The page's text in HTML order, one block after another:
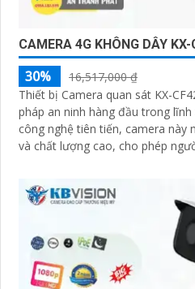
CAMERA 4G KHÔNG DÂY
30%
16,517,000 ₫
Thiết bị Camera quan sát KX-
pháp an ninh hàng đầu trong lĩnh
công nghệ tiên tiến, camera này
và chất lượng cao, cho phép